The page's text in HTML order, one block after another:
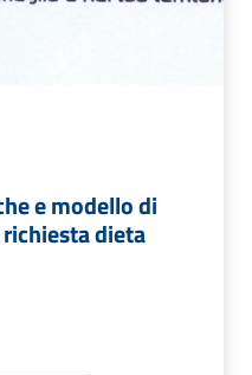
e modello di
dieta